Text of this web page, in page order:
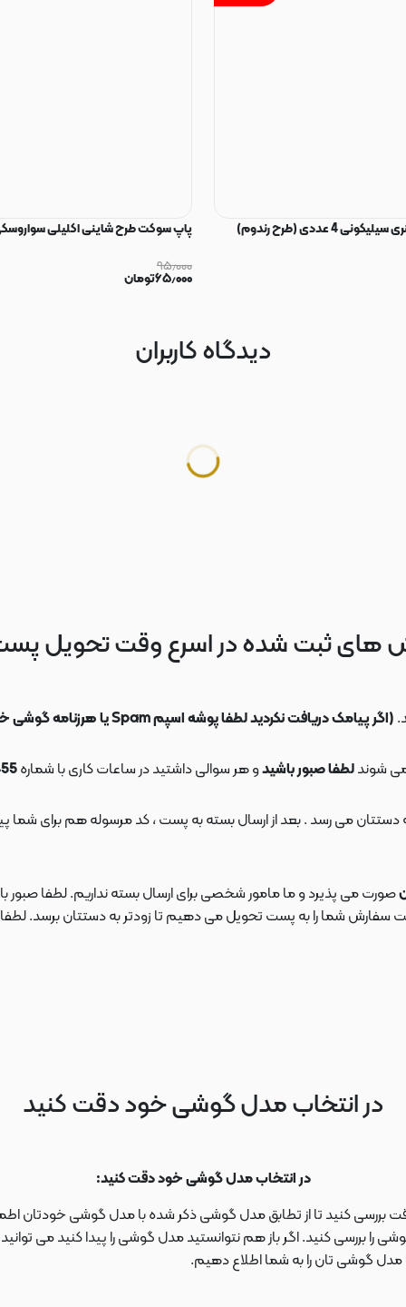
4 عددی (طرح رندوم)
پاپ سوکت طرح شاینی اکلیلی
۹۵٫۰۰۰
۶۵٫۰۰۰تومان
دیدگاه کاربران
های ثبت شده در اسرع وقت تحویل
(اگر پیامک دریافت نکردید لطفا پوشه اسپم Spam یا هرزنامه گوشی خود را چک کنید)
شوندلطفا صبور باشیدو هر سوالی داشتید در ساعات کاری با شماره
صورت می پذیرد و ما مامور شخصی برای ارسال بسته نداریم. لطفا صبور
شما را به پست تحویل می دهیم تا زودتر به دستتان برسد. لطفا در
در انتخاب مدل گوشی خود دقت کنید
در انتخاب مدل گوشی خود دقت کنید:
بررسی کنید تا از تطابق مدل گوشی ذکر شده با مدل گوشی خودتان
بررسی کنید. اگر باز هم نتوانستید مدل گوشی را پیدا کنید می
مدل گوشی تان را به شما اطلاع دهیم.